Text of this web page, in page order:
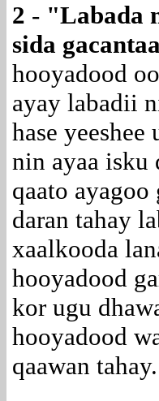
2 - "Labada
sida
hooyadood
ayay labadii
hase
nin ayaa isku
qaato
daran tahay
xaalkooda
hooyadood
kor ugu
hooyadood
qaawan tahay.